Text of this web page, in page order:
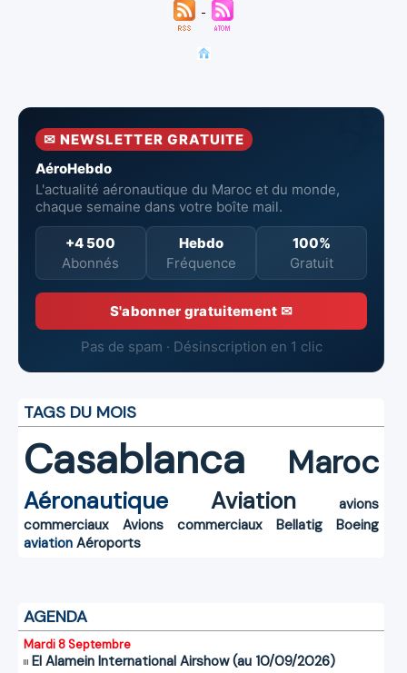
✉ NEWSLETTER GRATUITE
AéroHebdo
L'actualité aéronautique du Maroc et du monde,
chaque semaine dans votre boîte mail.
+4 500
Abonnés
Hebdo
Fréquence
100%
Gratuit
S'abonner gratuitement ✉
Pas de spam · Désinscription en 1 clic
TAGS DU MOIS
Casablanca Maroc
Aéronautique Aviation
avions
commerciaux
Avions commerciaux Bellatig
Boeing
aviation Aéroports
AGENDA
Mardi 8 Septembre
El Alamein International Airshow (au 10/09/2026)